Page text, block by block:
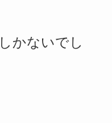
かないでし